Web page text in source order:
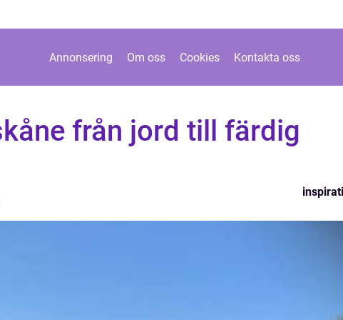
Annonsering Om oss Cookies Kontakta oss
från jord till färdig